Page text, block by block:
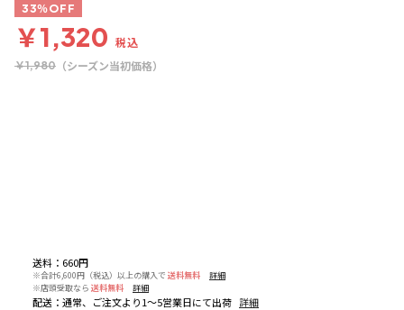
送料 ： 660円
※合計6,600円（税込）以上の購入で 送料無料
詳細
※店頭受取なら 送料無料 詳細
配送 ： 通常、ご注文より1～5営業日にて出荷 詳細
33％OFF
￥1,320 税込
￥1,980 （シーズン当初価格）